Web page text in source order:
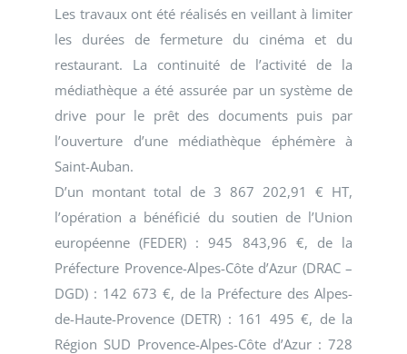
Les travaux ont été réalisés en veillant à limiter
les durées de fermeture du cinéma et du
restaurant. La continuité de l’activité de la
médiathèque a été assurée par un système de
drive pour le prêt des documents puis par
l’ouverture d’une médiathèque éphémère à
Saint-Auban.
D’un montant total de 3 867 202,91 € HT,
l’opération a bénéficié du soutien de l’Union
européenne (FEDER) : 945 843,96 €, de la
Préfecture Provence-Alpes-Côte d’Azur (DRAC –
DGD) : 142 673 €, de la Préfecture des Alpes-
de-Haute-Provence (DETR) : 161 495 €, de la
Région SUD Provence-Alpes-Côte d’Azur : 728